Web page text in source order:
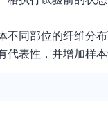
不同部位的纤维分
表性，并增加样